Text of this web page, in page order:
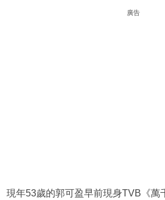
廣告
現年53歲的郭可盈早前現身TVB《萬